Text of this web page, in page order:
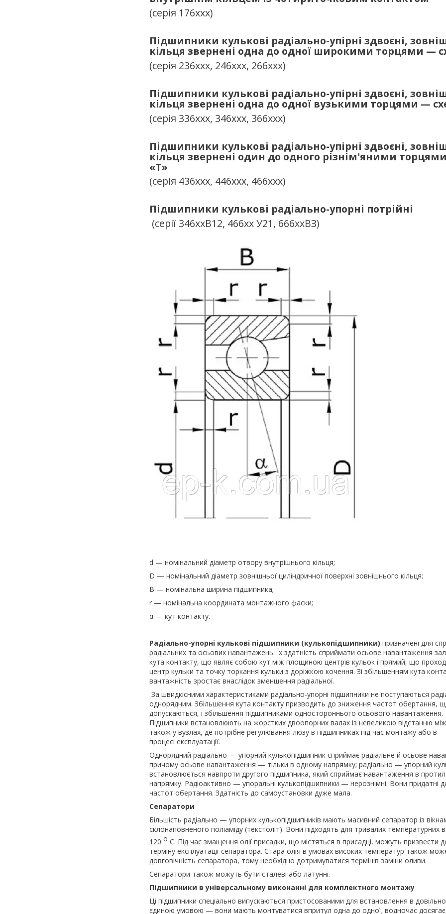
(серія 176ххх)
Підшипники кулькові радіально-упірні здвоєні,
кільця звернені одна до одної широкими торцями —
(серія 236ххх, 246ххх, 266ххх)
Підшипники кулькові радіально-упірні здвоєні,
кільця звернені одна до одної вузькими торцями —
(серія 336ххх, 346ххх, 366ххх)
Підшипники кулькові радіально-упірні здвоєні,
кільця звернені один до одного різнім'яними
«T»
(серія 436ххх, 446ххх, 466ххх)
Підшипники кулькові радіально-упорні потрійні
(серії 346ххВ12, 466хх У21, 666ххВЗ)
d — номінальний діаметр отвору внутрішнього кільця;
D — номінальний діаметр зовнішньої циліндричної поверхні зовнішнього кільця;
B — номінальна ширина підшипника;
r — номінальна координата монтажного фаски;
α — кут контакту.
Радіально-упорні кулькові підшипники (кулькопідшипники) призначені для
радіальних та осьових навантажень. Їх здатність сприймати осьове навантаження
кута контакту, що являє собою кут між площиною центрів кульок і прямий, що
центр кульки та точку торкання кульки з доріжкою кочення. Зі збільшенням кута
вантажність зростає внаслідок зменшення радіальної.
За швидкісними характеристиками радіально-упорні підшипники не поступаються
однорядним. Збільшення кута контакту призводить до зниження частот обертання,
допускаються, і збільшення підшипниками одностороннього осьового навантаження.
Підшипники встановлюють на жорстких двоопорних валах із невеликою відстанню
також у вузлах, де потрібне регулювання люзу в підшипниках під час монтажу або в
процесі експлуатації.
Однорядний радіально — упорний кулькопідшипник сприймає радіальне й осьове
причому осьове навантаження — тільки в одному напрямку; радіально — упорний
встановлюється навпроти другого підшипника, який сприймає навантаження в
напрямку. Радіоактивно — упоральні кулькопідшипники — нерознімні. Вони придатні
частот обертання. Здатність до самоустановки дуже мала.
Сепаратори
Більшість радіально — упорних кулькопідшипників мають масивний сепаратор із
склонаповненого поліаміду (текстоліт). Вони підходять для тривалих температурних
120 о С. Під час змащення олії присадки, що містяться в присадці, можуть призвести
терміну експлуатації сепаратора. Стара олія в умовах високих температур також
довговічність сепаратора, тому необхідно дотримуватися термінів заміни оливи.
Сепаратори також можуть бути сталеві або латунні.
Підшипники в універсальному виконанні для комплектного монтажу
Ці підшипники спеціально випускаються пристосованими для встановлення в
єдиною умовою — вони мають монтуватися впритул одна до одної; водночас